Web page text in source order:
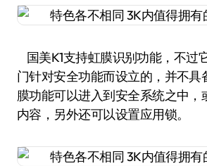
国美K1支持虹膜识别功能，不过
门针对安全功能而设立的，并不具
膜功能可以进入到安全系统之中，
内容，另外还可以设置应用锁。